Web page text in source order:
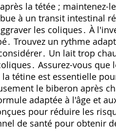
la tétée ; maintenez-
à un transit intestinal
les coliques․ À
Trouvez un rythme
Un lait trop
Assurez-vous
tétine est essentielle
le biberon après
adaptée à l'âge et
pour réduire les
de santé pour obtenir